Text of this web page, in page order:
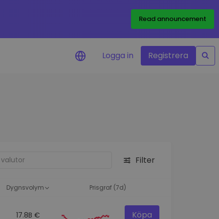
Read announcement
Logga in Registrera
Filter
Dygnsvolym Prisgraf (7d)
17.8B € Köpa